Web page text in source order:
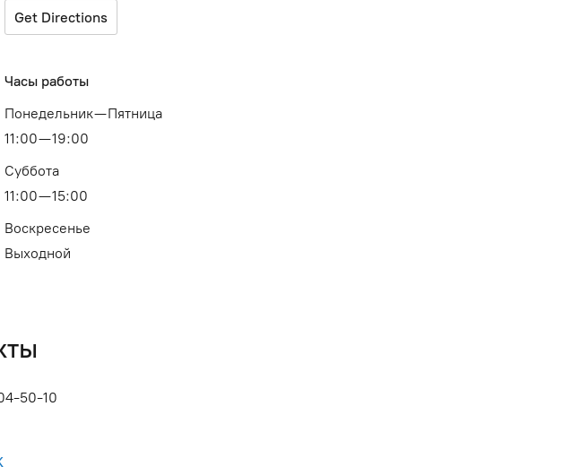
Get Directions
Часы работы
Понедельник — Пятница
11:00 — 19:00
Суббота
11:00 — 15:00
Воскресенье
Выходной
50-10